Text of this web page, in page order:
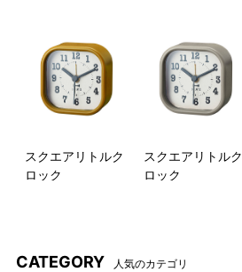
スクエアリトルク
ロック
スクエアリトルク
ロック
CATEGORY 人気のカテゴリ